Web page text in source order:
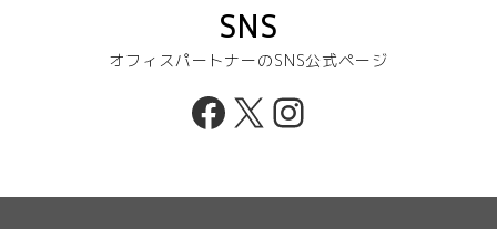
SNS
オフィスパートナーのSNS公式ページ
Facebook
X Instagram